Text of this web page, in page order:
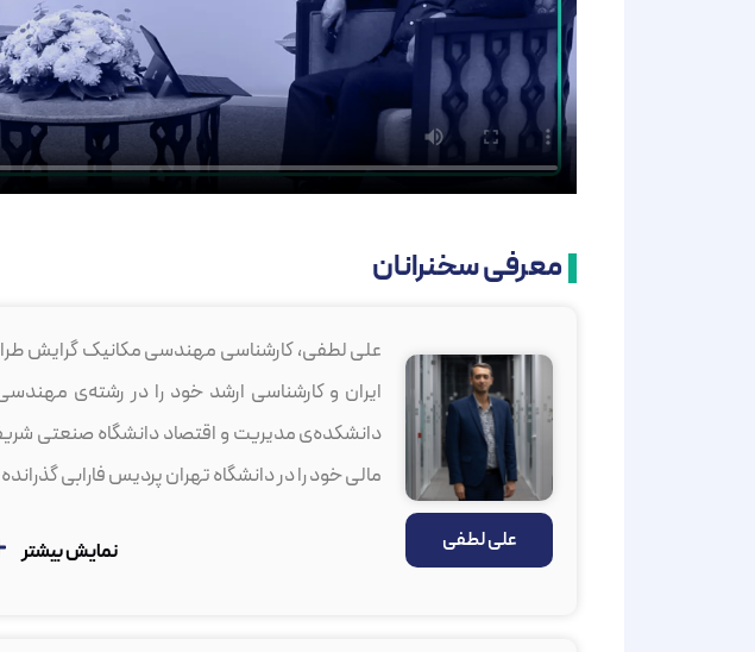
معرفی سخنرانان
علی لطفی
علی لطفی، کارشناسی مهندسی مکانیک گرایش
ایران و کارشناسی ارشد خود را در رشته‌ی
دانشکده‌ی مدیریت و اقتصاد دانشگاه صنعتی
مالی خود را در دانشگاه تهران پردیس فارابی
نمایش بیشتر